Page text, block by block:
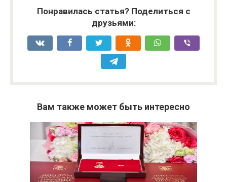
Понравилась статья? Поделиться с
друзьями:
Вам также может быть интересно